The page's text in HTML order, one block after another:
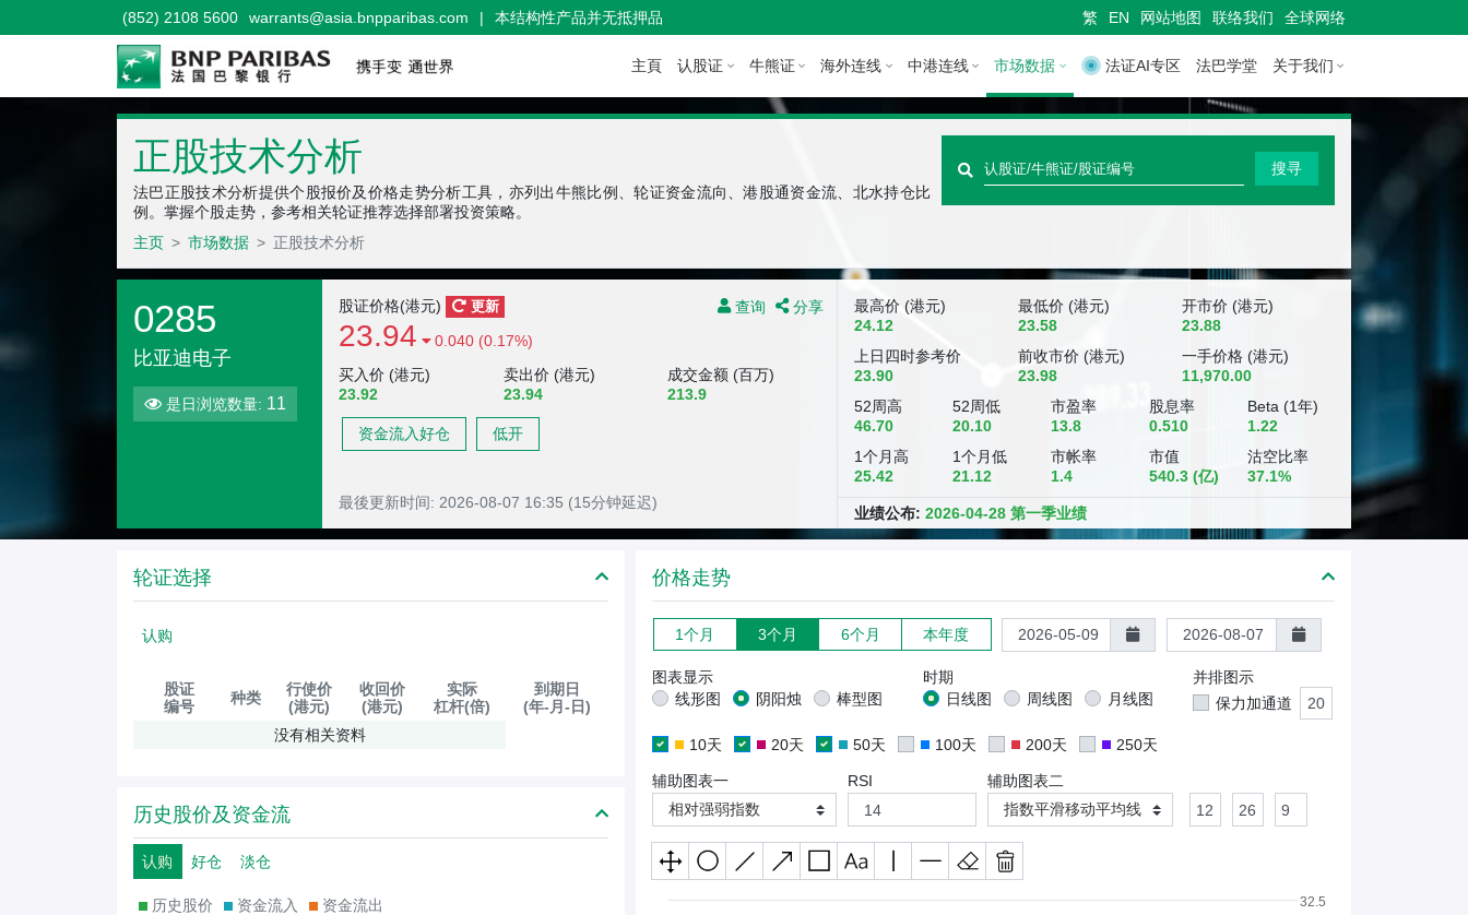
(852) 2108 5600 warrants@asia.bnpparibas.com | 本结构性产品并无抵押品 繁 EN 网站地图 联络我们 全球网络
主頁 认股证 牛熊证 海外连线 中港连线 市场数据 法证AI专区 法巴学堂 关于我们
正股技术分析
法巴正股技术分析提供个股报价及价格走势分析工具，亦列出牛熊比例、轮证资金流向、港股通资金流、北水持仓比
例。掌握个股走势，参考相关轮证推荐选择部署投资策略。
主页
市场数据 正股技术分析
快
速
寻
/
牛
熊
证
股
搜寻
0285
比亚迪电子
是日浏览数量: 11
查询 分享
股证价格(港元) 更新
23.94
0.040 (0.17%)
买入价 (港元)
23.92
卖出价 (港元)
23.94
成交金额 (百万)
213.9
资金流入好仓 低开
最後更新时间: 2026-08-07 16:35 (15分钟延迟)
最高价 (港元)
24.12
最低价 (港元)
23.58
开市价 (港元)
23.88
上日四时参考价
23.90
前收市价 (港元)
23.98
一手价格 (港元)
11,970.00
52周高
46.70
52周低
20.10
市盈率
13.8
股息率
0.510
Beta (1年)
1.22
1个月高
25.42
1个月低
21.12
市帐率
1.4
市值
540.3(亿)
沽空比率
37.1%
业绩公布:2026-04-28 第一季业绩
轮证选择
认购
股证
编号
种类
行使价
(港元)
收回价
(港元)
实际
杠杆(倍)
到期日
(年-月-日)
没有相关资料
历史股价及资金流
认购 好仓 淡仓
历史股价 资金流入 资金流出
价格走势
1个月 3个月 6个月 本年度
图表显示
线形图
阴阳烛 棒型图
时期
日线图
周线图 月线图
并排图示
保力加通道
10天 20天 50天 100天 200天 250天
辅助图表一
相对强弱指数
RSI
辅助图表二
指数平滑移动平均线
32.5